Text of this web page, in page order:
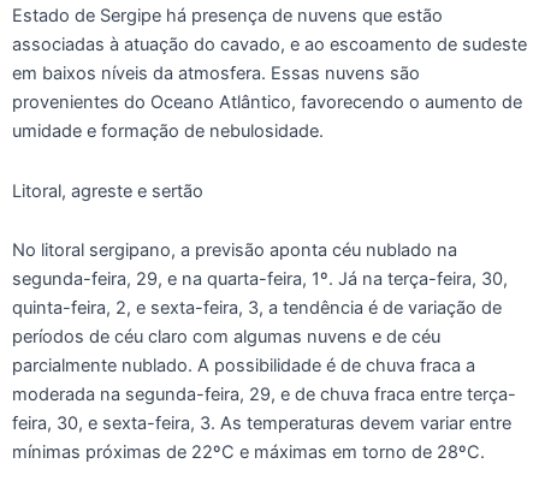
Estado de Sergipe há presença de nuvens que estão
associadas à atuação do cavado, e ao escoamento de sudeste
em baixos níveis da atmosfera. Essas nuvens são
provenientes do Oceano Atlântico, favorecendo o aumento de
umidade e formação de nebulosidade.
Litoral, agreste e sertão
No litoral sergipano, a previsão aponta céu nublado na
segunda-feira, 29, e na quarta-feira, 1º. Já na terça-feira, 30,
quinta-feira, 2, e sexta-feira, 3, a tendência é de variação de
períodos de céu claro com algumas nuvens e de céu
parcialmente nublado. A possibilidade é de chuva fraca a
moderada na segunda-feira, 29, e de chuva fraca entre terça-
feira, 30, e sexta-feira, 3. As temperaturas devem variar entre
mínimas próximas de 22ºC e máximas em torno de 28ºC.